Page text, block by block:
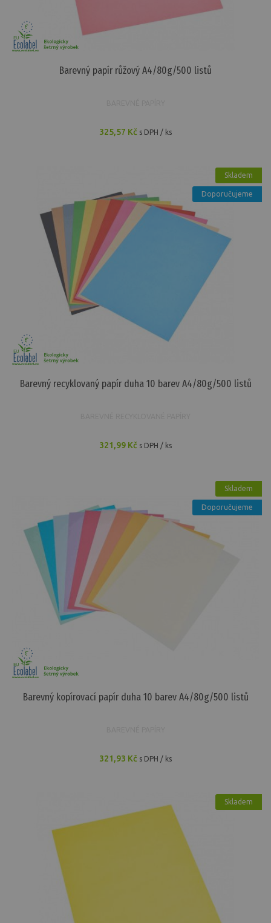
Barevný papír růžový A4/80g/500 listů
325,57 Kč s DPH / ks
Skladem
Doporučujeme
Barevný recyklovaný papír duha 10 barev A4/80g/500 listů
321,99 Kč s DPH / ks
Skladem
Doporučujeme
Barevný kopírovací papír duha 10 barev A4/80g/500 listů
321,93 Kč s DPH / ks
Skladem